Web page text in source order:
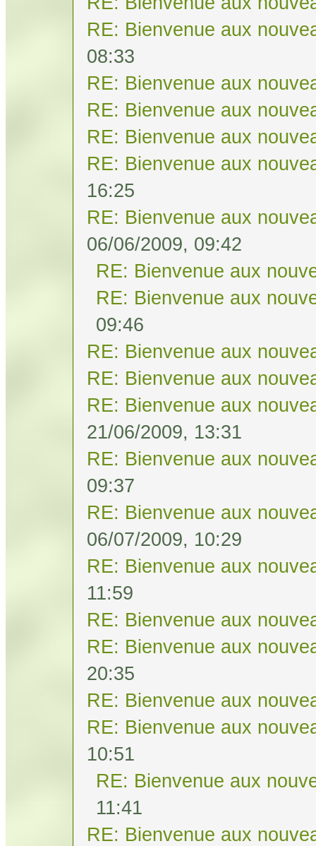
RE: Bienvenue aux
08:33
RE: Bienvenue aux
RE: Bienvenue aux
RE: Bienvenue aux
RE: Bienvenue aux
16:25
RE: Bienvenue aux
06/06/2009, 09:42
RE: Bienvenue aux
RE: Bienvenue aux
09:46
RE: Bienvenue aux
RE: Bienvenue aux
RE: Bienvenue aux
21/06/2009, 13:31
RE: Bienvenue aux
09:37
RE: Bienvenue aux
06/07/2009, 10:29
RE: Bienvenue aux
11:59
RE: Bienvenue aux
RE: Bienvenue aux
20:35
RE: Bienvenue aux
RE: Bienvenue aux
10:51
RE: Bienvenue aux
11:41
RE: Bienvenue aux